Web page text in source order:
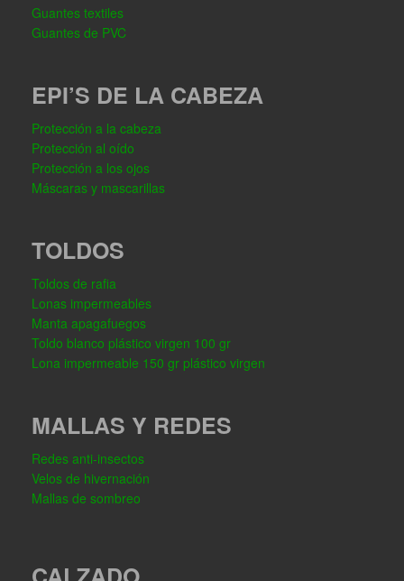
Guantes textiles
Guantes de PVC
EPI’S DE LA CABEZA
Protección a la cabeza
Protección al oído
Protección a los ojos
Máscaras y mascarillas
TOLDOS
Toldos de rafia
Lonas impermeables
Manta apagafuegos
Toldo blanco plástico virgen 100 gr
Lona impermeable 150 gr plástico virgen
MALLAS Y REDES
Redes anti-insectos
Velos de hivernación
Mallas de sombreo